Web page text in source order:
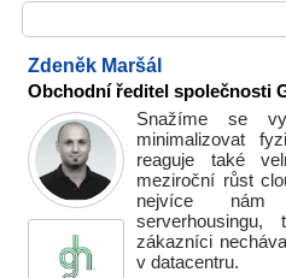
Zdeněk Maršál
Obchodní ředitel společnosti
Snažíme se
minimalizovat
reaguje také
meziroční růst
nejvíce
zákazníci
v datacentru.